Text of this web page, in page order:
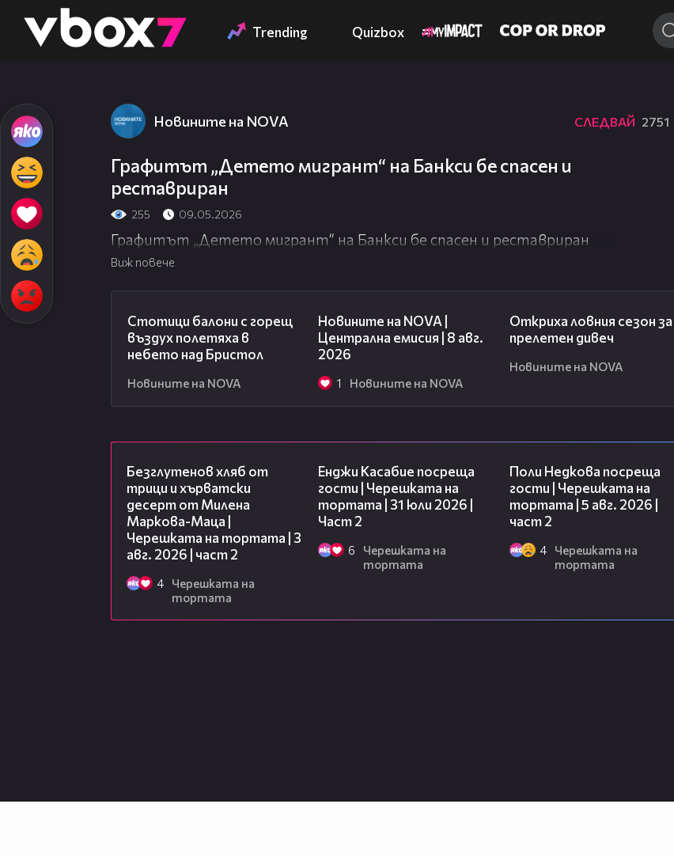
👾 Trending Quizbox
Новините на NOVA СЛЕДВАЙ 2751
Графитът „Детето мигрант“ на Банкси бе спасен и
реставриран
255 09.05.2026
Графитът „Детето мигрант“ на Банкси бе спасен и реставриран
Виж повече
Стотици балони с горещ
въздух полетяха в
небето над Бристол
Новините на NOVA
Новините на NOVA |
Централна емисия | 8 авг.
2026
1 Новините на NOVA
Откриха ловния сезон за
прелетен дивеч
Новините на NOVA
Безглутенов хляб от
трици и хърватски
десерт от Милена
Маркова-Маца |
Черешката на тортата | 3
авг. 2026 | част 2
4
Черешката на
тортата
Енджи Касабие посреща
гости | Черешката на
тортата | 31 юли 2026 |
Част 2
6
Черешката на
тортата
Поли Недкова посреща
гости | Черешката на
тортата | 5 авг. 2026 |
част 2
4
Черешката на
тортата